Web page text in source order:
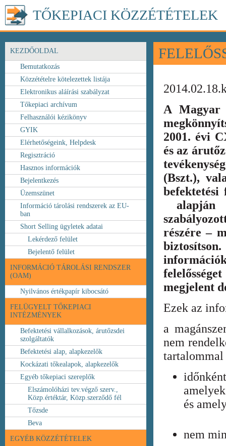
TŐKEPIACI KÖZZÉTÉTELEK
KEZDŐOLDAL
Bemutatkozás
Közzétételre kötelezettek listája
Elektronikus aláírási szabályzat
Tőkepiaci archívum
Felhasználói kézikönyv
GYIK
Elérhetőségeink, Helpdesk
Regisztráció
Hasznos információk
Bejelentkezés
Üzemszünet
Információ tárolási rendszerek az EU-
ban
Short Selling ügyletek adatai
Lekérdező felület
Bejelentő felület
INFORMÁCIÓ TÁROLÁSI RENDSZER
(OAM)
Nyilvános értékpapír kibocsátó
FELÜGYELT TŐKEPIACI
INTÉZMÉNYEK
Befektetési vállalkozások, árutőzsdei
szolgáltatók
Befektetési alap, alapkezelők
Kockázati tőkealapok, alapkezelők
Egyéb tőkepiaci szereplők
Elszámolóházi tev.végző szerv.,
Közp.értéktár, Közp.szerződő fél
Tőzsde
Beva
EGYÉB KÖZZÉTÉTELEK
A Magyar
2001. évi
és az
(Bszt.),
alapján
részére –
megjelent
Ezek az
a
nem
és
nem